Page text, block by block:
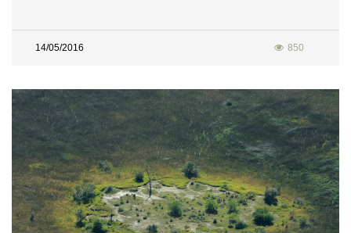
14/05/2016 850